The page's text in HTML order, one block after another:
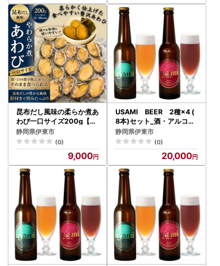
昆布だし風味の柔らか煮あ
わび一口サイズ200g【配
送不可地域：離島】【166
8215】
静岡県伊東市
(0)
9,000
USAMI BEER 2種×4 (
8本)セット_酒・アルコー
ル ビール _【配送不可地域
：離島】【1015375】
静岡県伊東市
(0)
20,000